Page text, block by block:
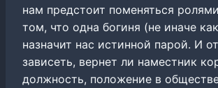
нам предстоит поменяться
том, что одна богиня (не иначе
назначит нас истинной парой. И
зависеть, вернет ли наместник
должность, положение в